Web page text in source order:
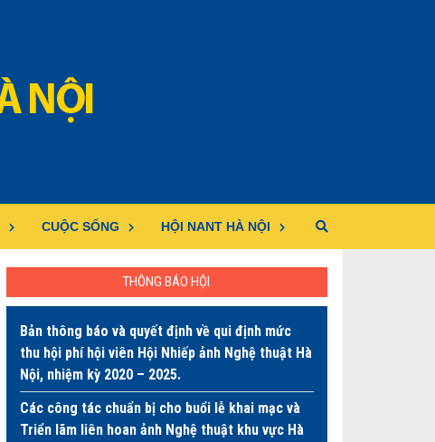
CUỘC SỐNG HỘI NANT HÀ NỘI
THÔNG BÁO HỘI
Bản thông báo và quyết định về qui định mức
thu hội phí hội viên Hội Nhiếp ảnh Nghệ thuật Hà
Nội, nhiệm kỳ 2020 – 2025.
Các công tác chuẩn bị cho buổi lễ khai mạc và
Triển lãm liên hoan ảnh Nghệ thuật khu vực Hà